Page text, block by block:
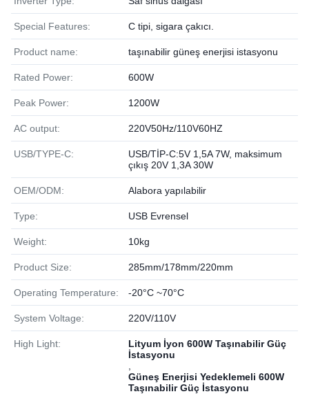
Special Features: C tipi, sigara çakıcı.
Product name: taşınabilir güneş enerjisi istasyonu
Rated Power: 600W
Peak Power: 1200W
AC output: 220V50Hz/110V60HZ
USB/TYPE-C:
USB/TİP-C:5V 1,5A 7W, maksimum
çıkış 20V 1,3A 30W
OEM/ODM: Alabora yapılabilir
Type: USB Evrensel
Weight: 10kg
Product Size: 285mm/178mm/220mm
Operating Temperature: -20°C ~70°C
System Voltage: 220V/110V
High Light:
Lityum İyon 600W Taşınabilir Güç
İstasyonu
Güneş Enerjisi Yedeklemeli 600W
Taşınabilir Güç İstasyonu